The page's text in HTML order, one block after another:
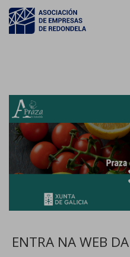
ENTRA NA WEB